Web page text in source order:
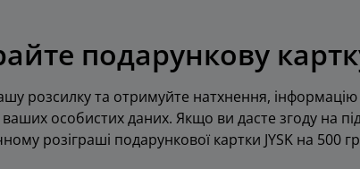
подарункову
розсилку та отримуйте натхнення,
ваших особистих даних. Якщо ви дасте згоду на
розіграші подарункової картки JYSK на 500